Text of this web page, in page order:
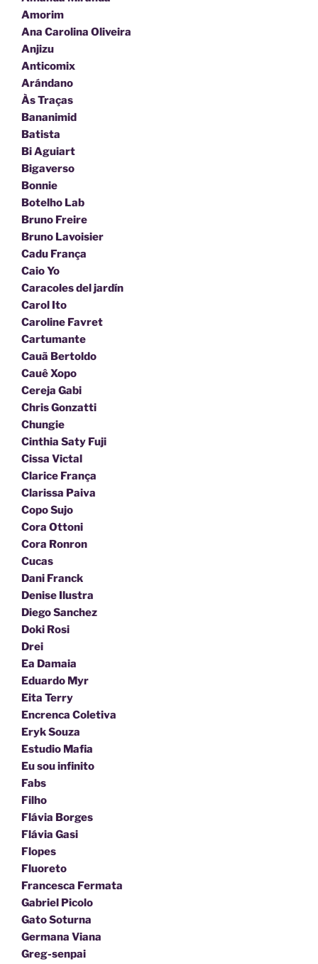
Amorim
Ana Carolina Oliveira
Anjizu
Anticomix
Arándano
Às Traças
Bananimid
Batista
Bi Aguiart
Bigaverso
Bonnie
Botelho Lab
Bruno Freire
Bruno Lavoisier
Cadu França
Caio Yo
Caracoles del jardín
Carol Ito
Caroline Favret
Cartumante
Cauã Bertoldo
Cauê Xopo
Cereja Gabi
Chris Gonzatti
Chungie
Cinthia Saty Fuji
Cissa Victal
Clarice França
Clarissa Paiva
Copo Sujo
Cora Ottoni
Cora Ronron
Cucas
Dani Franck
Denise Ilustra
Diego Sanchez
Doki Rosi
Drei
Ea Damaia
Eduardo Myr
Eita Terry
Encrenca Coletiva
Eryk Souza
Estudio Mafia
Eu sou infinito
Fabs
Filho
Flávia Borges
Flávia Gasi
Flopes
Fluoreto
Francesca Fermata
Gabriel Picolo
Gato Soturna
Germana Viana
Greg-senpai